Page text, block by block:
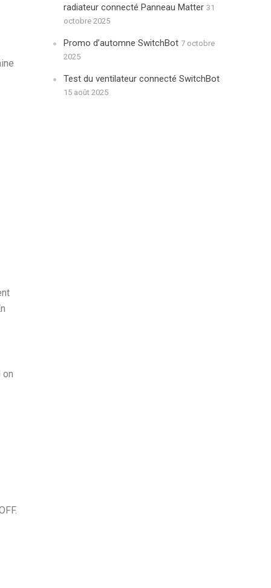
on
radiateur connecté Panneau Matter 31
octobre 2025
Promo d’automne SwitchBot 7 octobre
2025
Test du ventilateur connecté SwitchBot
15 août 2025